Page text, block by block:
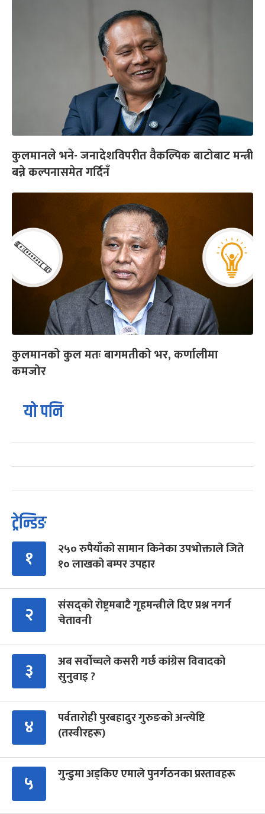
कुलमानले भने- जनादेशविपरीत वैकल्पिक बाटोबाट मन्त्री
बन्ने कल्पनासमेत गर्दिनँ
कुलमानको कुल मतः बागमतीको भर, कर्णालीमा
कमजोर
यो पनि
ट्रेन्डिङ
१
२५० रुपैयाँको सामान किनेका उपभोक्ताले जिते
१० लाखको बम्पर उपहार
२
संसद्को रोष्ट्रमबाटै गृहमन्त्रीले दिए प्रश्न नगर्न
चेतावनी
३
अब सर्वोच्चले कसरी गर्छ कांग्रेस विवादको
सुनुवाइ ?
४
पर्वतारोही पुरबहादुर गुरुङको अन्त्येष्टि
(तस्वीरहरू)
५ गुन्डुमा अड्किए एमाले पुनर्गठनका प्रस्तावहरू